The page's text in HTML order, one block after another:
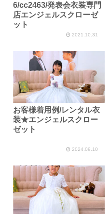
6/cc2463/発表会衣装専門
店エンジェルスクローゼ
ット
2021.10.31
お客様着用例/レンタル衣
装★エンジェルスクロー
ゼット
2024.09.10